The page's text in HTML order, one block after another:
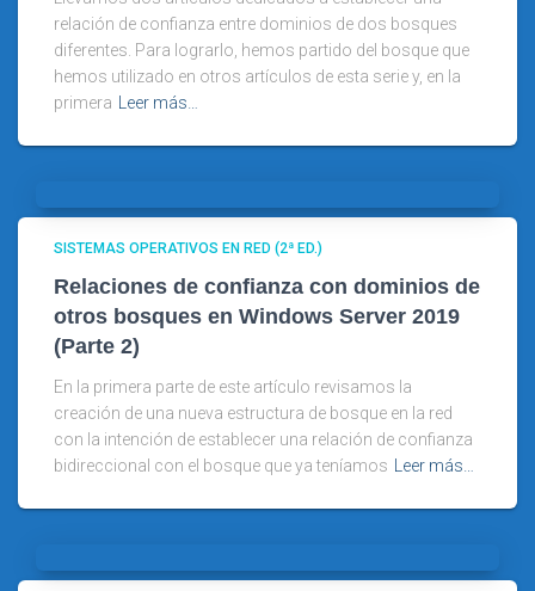
relación de confianza entre dominios de dos bosques
diferentes. Para lograrlo, hemos partido del bosque que
hemos utilizado en otros artículos de esta serie y, en la
primera Leer más…
SISTEMAS OPERATIVOS EN RED (2ª ED.)
Relaciones de confianza con dominios de
otros bosques en Windows Server 2019
(Parte 2)
En la primera parte de este artículo revisamos la
creación de una nueva estructura de bosque en la red
con la intención de establecer una relación de confianza
bidireccional con el bosque que ya teníamos Leer más…